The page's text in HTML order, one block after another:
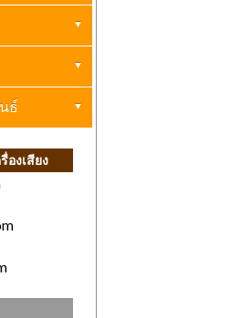
)(2)
ติ
ธ์
องเสียง